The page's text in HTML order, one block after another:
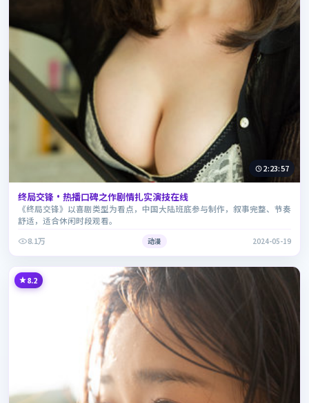
2:23:57
终局交锋·热播口碑之作剧情扎实演技在线
《终局交锋》以喜剧类型为看点，中国大陆班底参与制作，叙事完整、节奏
舒适，适合休闲时段观看。
8.1万
动漫 2024-05-19
8.2